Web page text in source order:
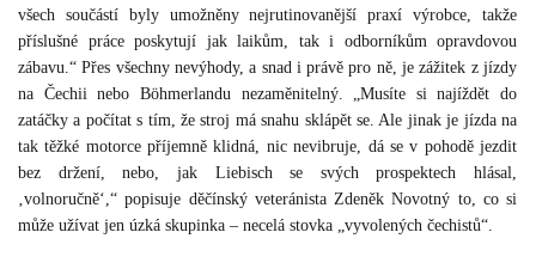
všech součástí byly umožněny nejrutinovanější praxí výrobce, takže
příslušné práce poskytují jak laikům, tak i odborníkům opravdovou
zábavu.“ Přes všechny nevýhody, a snad i právě pro ně, je zážitek z jízdy
na Čechii nebo Böhmerlandu nezaměnitelný. „Musíte si najíždět do
zatáčky a počítat s tím, že stroj má snahu sklápět se. Ale jinak je jízda na
tak těžké motorce příjemně klidná, nic nevibruje, dá se v pohodě jezdit
bez držení, nebo, jak Liebisch se svých prospektech hlásal,
‚volnoručně‘,“ popisuje děčínský veteránista Zdeněk Novotný to, co si
může užívat jen úzká skupinka – necelá stovka „vyvolených čechistů“.